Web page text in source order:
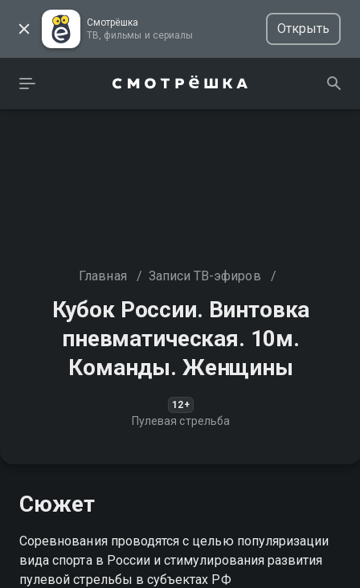
Смотрёшка
ТВ, фильмы и сериалы
Открыть
Главная / Записи ТВ-эфиров /
Кубок России. Винтовка
пневматическая. 10м.
Команды. Женщины
12+
Пулевая стрельба
Сюжет
Соревнования проводятся с целью популяризации
вида спорта в России и стимулирования развития
пулевой стрельбы в субъектах РФ